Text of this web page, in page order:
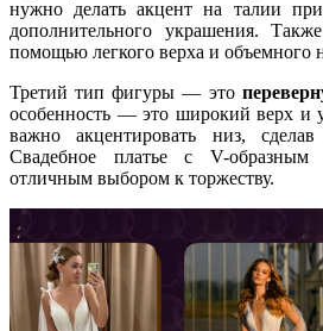
нужно делать акцент на талии
дополнительного украшения.
помощью легкого верха и объемного
Третий тип фигуры — это
особенность — это широкий верх и
важно акцентировать низ,
Свадебное платье с V-
отличным выбором к торжеству.